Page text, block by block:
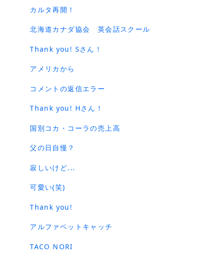
カルタ再開！
北海道カナダ協会 英会話スクール
Thank you! Sさん！
アメリカから
コメントの返信エラー
Thank you! Hさん！
国別コカ・コーラの売上高
父の日自慢？
寂しいけど...
可愛い(笑)
Thank you!
アルファベットキャッチ
TACO NORI